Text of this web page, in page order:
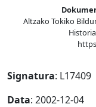
Altzako Tokiko
Signatura: L17409
Data: 2002-12-04